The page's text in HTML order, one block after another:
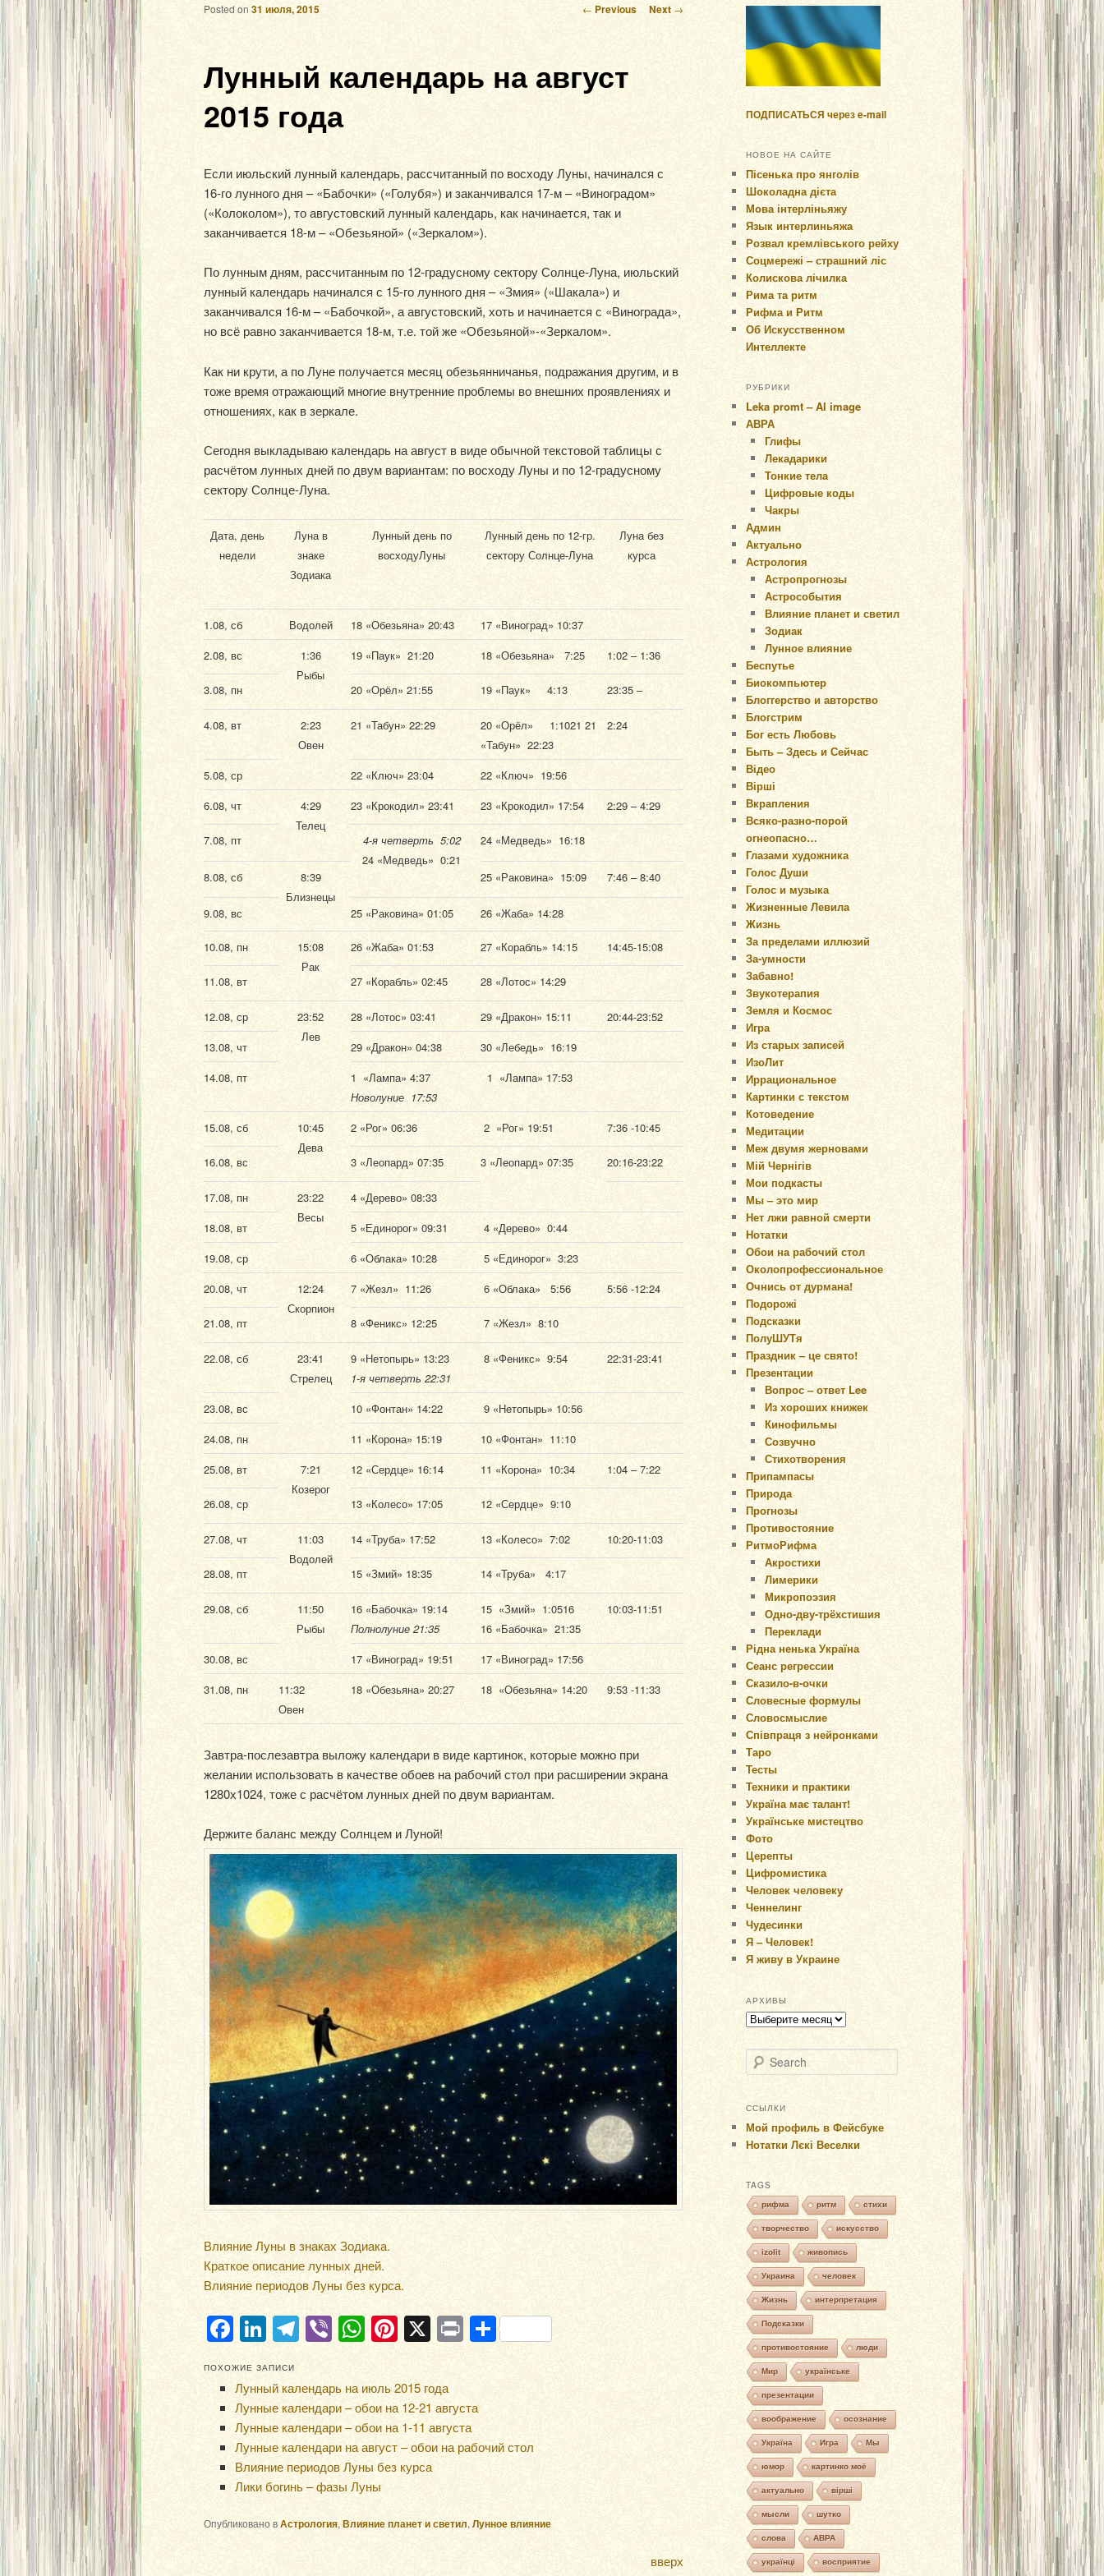
Post navigation
← Previous Next →
Лунный календарь на август
2015 года
Posted on 31 июля, 2015
Если июльский лунный календарь, рассчитанный по восходу Луны, начинался с
16-го лунного дня – «Бабочки» («Голубя») и заканчивался 17-м – «Виноградом»
(«Колоколом»), то августовский лунный календарь, как начинается, так и
заканчивается 18-м – «Обезьяной» («Зеркалом»).
По лунным дням, рассчитанным по 12-градусному сектору Солнце-Луна, июльский
лунный календарь начинался с 15-го лунного дня – «Змия» («Шакала») и
заканчивался 16-м – «Бабочкой», а августовский, хоть и начинается с «Винограда»,
но всё равно заканчивается 18-м, т.е. той же «Обезьяной»-«Зеркалом».
Как ни крути, а по Луне получается месяц обезьянничанья, подражания другим, и в
тоже время отражающий многие внутренние проблемы во внешних проявлениях и
отношениях, как в зеркале.
Сегодня выкладываю календарь на август в виде обычной текстовой таблицы с
расчётом лунных дней по двум вариантам: по восходу Луны и по 12-градусному
сектору Солнце-Луна.
Дата, день
недели
Луна в
знаке
Зодиака
Лунный день по
восходуЛуны
Лунный день по 12-гр.
сектору Солнце-Луна
Луна без
курса
1.08, сб Водолей 18 «Обезьяна» 20:43
17 «Виноград» 10:37
2.08, вс
1:36
Рыбы
19 «Паук» 21:20 18 «Обезьяна» 7:25 1:02 – 1:36
3.08, пн 20 «Орёл» 21:55 19 «Паук» 4:13 23:35 –
4.08, вт
2:23
Овен
21 «Табун» 22:29
20 «Орёл» 1:1021 21
«Табун» 22:23
2:24
5.08, ср 22 «Ключ» 23:04
22 «Ключ» 19:56
6.08, чт
4:29
Телец
23 «Крокодил» 23:41 23 «Крокодил» 17:54 2:29 – 4:29
7.08, пт
4-я четверть 5:02
24 «Медведь» 0:21
24 «Медведь» 16:18
8.08, сб
8:39
Близнецы
25 «Раковина» 15:09 7:46 – 8:40
9.08, вс 25 «Раковина» 01:05 26 «Жаба» 14:28
10.08, пн
15:08
Рак
26 «Жаба» 01:53 27 «Корабль» 14:15 14:45-15:08
11.08, вт 27 «Корабль» 02:45 28 «Лотос» 14:29
12.08, ср
23:52
Лев
28 «Лотос» 03:41 29 «Дракон» 15:11
20:44-23:52
13.08, чт
29 «Дракон» 04:38
30 «Лебедь» 16:19
14.08, пт
1 «Лампа» 4:37
Новолуние 17:53
1 «Лампа» 17:53
15.08, сб
10:45
Дева
2 «Рог» 06:36 2 «Рог» 19:51 7:36 -10:45
16.08, вс 3 «Леопард» 07:35 3 «Леопард» 07:35 20:16-23:22
17.08, пн
23:22
Весы
4 «Дерево» 08:33
18.08, вт
5 «Единорог» 09:31
4 «Дерево» 0:44
19.08, ср
6 «Облака» 10:28
5 «Единорог» 3:23
20.08, чт
12:24
Скорпион
7 «Жезл» 11:26 6 «Облака» 5:56 5:56 -12:24
21.08, пт 8 «Феникс» 12:25 7 «Жезл» 8:10
22.08, сб
23:41
Стрелец
9 «Нетопырь» 13:23
1-я четверть 22:31
8 «Феникс» 9:54 22:31-23:41
23.08, вс 10 «Фонтан» 14:22
9 «Нетопырь» 10:56
24.08, пн
11 «Корона» 15:19
10 «Фонтан» 11:10
25.08, вт
7:21
Козерог
12 «Сердце» 16:14 11 «Корона» 10:34 1:04 – 7:22
26.08, ср 13 «Колесо» 17:05 12 «Сердце» 9:10
27.08, чт
11:03
Водолей
14 «Труба» 17:52 13 «Колесо» 7:02 10:20-11:03
28.08, пт 15 «Змий» 18:35 14 «Труба» 4:17
29.08, сб
11:50
Рыбы
16 «Бабочка» 19:14
Полнолуние 21:35
15 «Змий» 1:0516
16 «Бабочка» 21:35
10:03-11:51
30.08, вс 17 «Виноград» 19:51
17 «Виноград» 17:56
31.08, пн
11:32
Овен
18 «Обезьяна» 20:27 18 «Обезьяна» 14:20 9:53 -11:33
Завтра-послезавтра выложу календари в виде картинок, которые можно при
желании использовать в качестве обоев на рабочий стол при расширении экрана
1280х1024, тоже с расчётом лунных дней по двум вариантам.
Держите баланс между Солнцем и Луной!
Влияние Луны в знаках Зодиака.
Краткое описание лунных дней.
Влияние периодов Луны без курса.
Facebook
LinkedIn
Telegram
ViberWhatsApp
Pinterest
X PrintОтправить
ПОХОЖИЕ ЗАПИСИ
Лунный календарь на июль 2015 года
Лунные календари – обои на 12-21 августа
Лунные календари – обои на 1-11 августа
Лунные календари на август – обои на рабочий стол
Влияние периодов Луны без курса
Лики богинь – фазы Луны
Опубликовано вАстрология, Влияние планет и светил, Лунное влияние
вверх
ПОДПИСАТЬСЯ через e-mail
НОВОЕ НА САЙТЕ
Пісенька про янголів
Шоколадна дієта
Мова інтерліньяжу
Язык интерлиньяжа
Розвал кремлівського рейху
Соцмережі – страшний ліс
Колискова лічилка
Рима та ритм
Рифма и Ритм
Об Искусственном
Интеллекте
РУБРИКИ
Leka promt – AI image
АВРА
Глифы
Лекадарики
Тонкие тела
Цифровые коды
Чакры
Админ
Актуально
Астрология
Астропрогнозы
Астрособытия
Влияние планет и светил
Зодиак
Лунное влияние
Беспутье
Биокомпьютер
Блоггерство и авторство
Блогстрим
Бог есть Любовь
Быть – Здесь и Сейчас
Відео
Вірші
Вкрапления
Всяко-разно-порой
огнеопасно…
Глазами художника
Голос Души
Голос и музыка
Жизненные Левила
Жизнь
За пределами иллюзий
За-умности
Забавно!
Звукотерапия
Земля и Космос
Игра
Из старых записей
ИзоЛит
Иррациональное
Картинки с текстом
Котоведение
Медитации
Меж двумя жерновами
Мій Чернігів
Мои подкасты
Мы – это мир
Нет лжи равной смерти
Нотатки
Обои на рабочий стол
Околопрофессиональное
Очнись от дурмана!
Подорожі
Подсказки
ПолуШУТя
Праздник – це свято!
Презентации
Вопрос – ответ Lee
Из хороших книжек
Кинофильмы
Созвучно
Стихотворения
Припампасы
Природа
Прогнозы
Противостояние
РитмоРифма
Акростихи
Лимерики
Микропоэзия
Одно-дву-трёхстишия
Переклади
Рідна ненька Україна
Сеанс регрессии
Сказило-в-очки
Словесные формулы
Словосмыслие
Співпраця з нейронками
Таро
Тесты
Техники и практики
Україна має талант!
Українське мистецтво
Фото
Церепты
Цифромистика
Человек человеку
Ченнелинг
Чудесинки
Я – Человек!
Я живу в Украине
АРХИВЫ
Архивы
Search
ССЫЛКИ
Мой профиль в Фейсбуке
Нотатки Лєкі Веселки
TAGS
рифма ритм стихи
творчество искусство
izolit живопись
Украина человек
Жизнь интерпретация
Подсказки
противостояние люди
Мир українське
презентации
воображение осознание
Україна Игра Мы
юмор картинко моё
актуально вірші
мысли шутко
слова АВРА
українці восприятие